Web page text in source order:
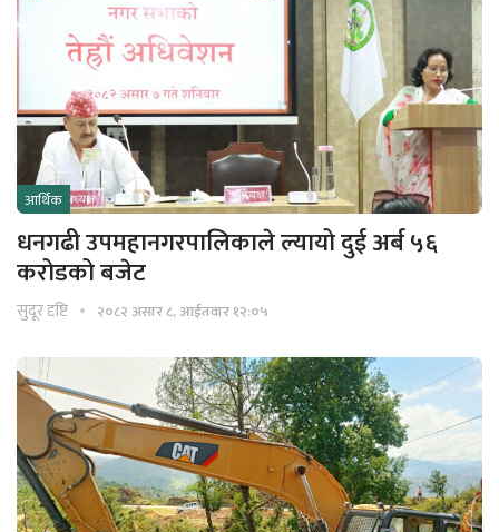
आर्थिक
धनगढी उपमहानगरपालिकाले ल्यायो दुई अर्ब ५६
करोडको बजेट
सुदूर दृष्टि २०८२ असार ८, आईतवार १२:०५